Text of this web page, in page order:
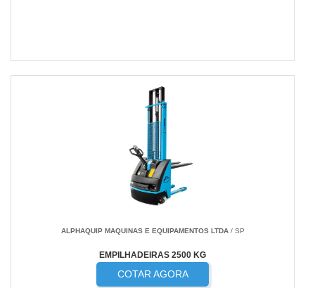
ALPHAQUIP MAQUINAS E EQUIPAMENTOS LTDA/ SP
EMPILHADEIRAS 2500 KG
COTAR AGORA